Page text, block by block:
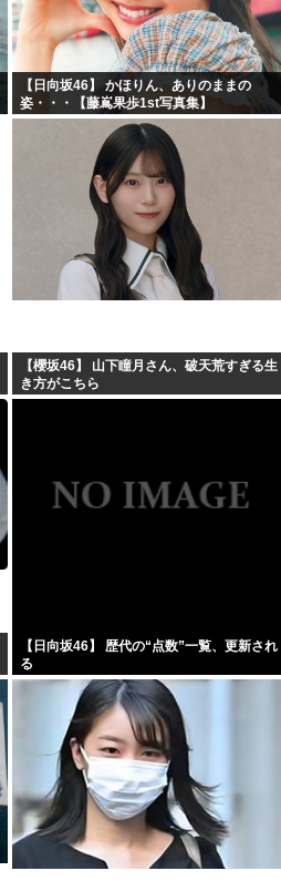
【日向坂46】 かほりん、ありのままの
姿・・・【藤嶌果歩1st写真集】
【櫻坂46】 山下瞳月さん、破天荒すぎる生
き方がこちら
【日向坂46】 歴代の“点数”一覧、更新され
る